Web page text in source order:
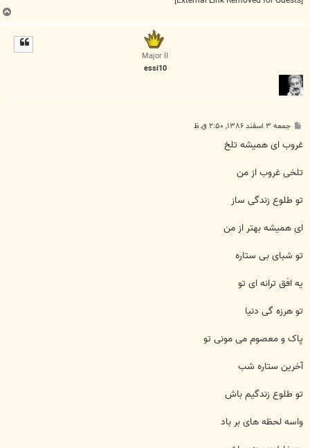
ب
ا
Major II
essi10
پ
ت
جمعه ۳ اسفند ۱۳۸۶, ۲:۵۰ ق.ظ
غروب ای همیشه تلخ
تلخی غروب از من
تو طلوع زندگی ساز
ای همیشه بهتر از من
تو شبای بی ستاره
یه افق ترانه ای تو
تو هرزه گی دنیا
پاک و معصوم می مونی تو
آخرین ستاره شب
تو طلوع زندگیم باش
واسه لحظه های بر باد